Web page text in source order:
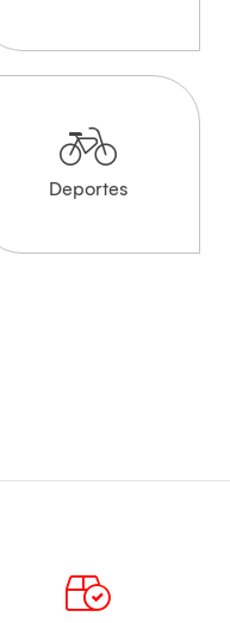
Deportes